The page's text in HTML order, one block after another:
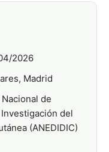
2026
Madrid
de
del
(ANEDIDIC)